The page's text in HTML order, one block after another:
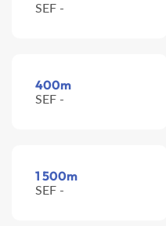
SEF -
400m
SEF -
1 500m
SEF -